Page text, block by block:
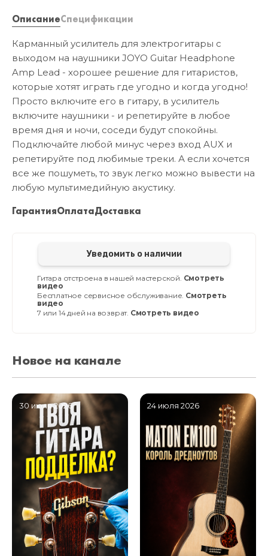
ОписаниеСпецификации
Карманный усилитель для электрогитары с
выходом на наушники JOYO Guitar Headphone
Amp Lead - хорошее решение для гитаристов,
которые хотят играть где угодно и когда угодно!
Просто включите его в гитару, в усилитель
включите наушники - и репетируйте в любое
время дня и ночи, соседи будут спокойны.
Подключайте любой минус через вход AUX и
репетируйте под любимые треки. А если хочется
все же пошуметь, то звук легко можно вывести на
любую мультимедийную акустику.
ГарантияОплатаДоставка
Уведомить о наличии
Гитара отстроена в нашей мастерской. Смотреть
видео
Бесплатное сервисное обслуживание. Смотреть
видео
7 или 14 дней на возврат. Смотреть видео
Новое на канале
30 июля 2026 24 июля 2026